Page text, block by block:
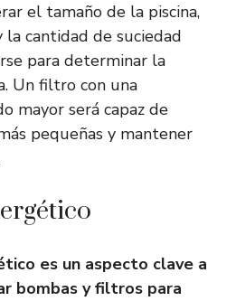
el tamaño de la piscina,
cantidad de suciedad
para determinar la
Un filtro con una
mayor será capaz de
pequeñas y mantener
es un aspecto clave a
bombas y filtros para